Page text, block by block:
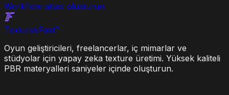
Workflow atlasi olusturun
TexturesFast™
Oyun geliştiricileri, freelancerlar, iç mimarlar ve
stüdyolar için yapay zeka texture üretimi. Yüksek kaliteli
PBR materyalleri saniyeler içinde oluşturun.